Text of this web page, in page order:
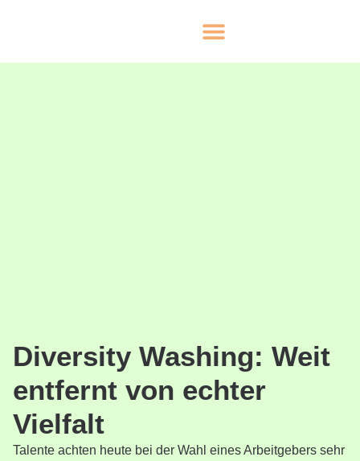
Diversity Washing: Weit
entfernt von echter
Vielfalt
Talente achten heute bei der Wahl eines Arbeitgebers sehr